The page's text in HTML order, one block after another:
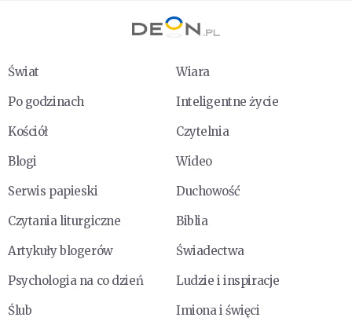
Świat
Wiara
Po godzinach
Inteligentne życie
Kościół
Czytelnia
Blogi
Wideo
Serwis papieski
Duchowość
Czytania liturgiczne
Biblia
Artykuły blogerów
Świadectwa
Psychologia na co dzień
Ludzie i inspiracje
Ślub
Imiona i święci